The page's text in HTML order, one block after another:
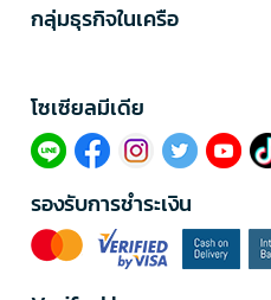
กลุ่มธุรกิจในเครือ
โซเซียลมีเดีย​
รองรับการชำระเงิน